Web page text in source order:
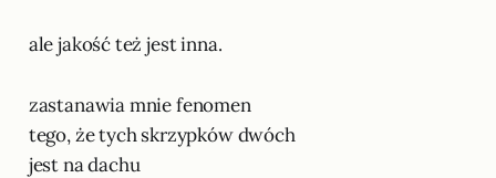
ale jakość też jest inna.
zastanawia mnie fenomen
tego, że tych skrzypków dwóch
jest na dachu